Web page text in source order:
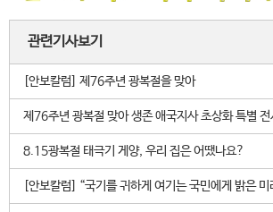
관련기사보기
[안보칼럼] 제76주년 광복절을 맞아
제76주년 광복절 맞아 생존 애국지사 초상화 특별 전
8.15광복절 태극기 게양, 우리 집은 어땠나요?
[안보칼럼] “국기를 귀하게 여기는 국민에게 밝은 미